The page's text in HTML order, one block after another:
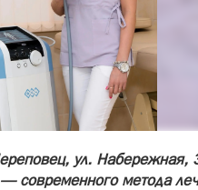
ул. Набережная,
современного метода